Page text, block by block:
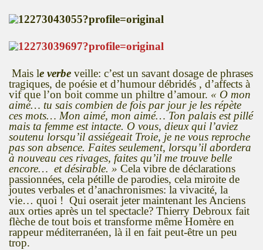
Mais le verbe veille: c’est un savant dosage de phrases
tragiques, de poésie et d’humour débridés , d’affects à
vif que l’on boit comme un philtre d’amour. « O mon
aimé… tu sais combien de fois par jour je les répète
ces mots… Mon aimé, mon aimé… Ton palais est pillé
mais ta femme est intacte. O vous, dieux qui l’aviez
soutenu lorsqu’il assiégeait Troie, je ne vous reproche
pas son absence. Faites seulement, lorsqu’il abordera
à nouveau ces rivages, faites qu’il me trouve belle
encore… et désirable. » Cela vibre de déclarations
passionnées, cela pétille de parodies, cela miroite de
joutes verbales et d’anachronismes: la vivacité, la
vie… quoi ! Qui oserait jeter maintenant les Anciens
aux orties après un tel spectacle? Thierry Debroux fait
flèche de tout bois et transforme même Homère en
rappeur méditerranéen, là il en fait peut-être un peu
trop.